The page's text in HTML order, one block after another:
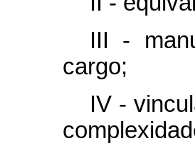
III -
cargo;
IV -